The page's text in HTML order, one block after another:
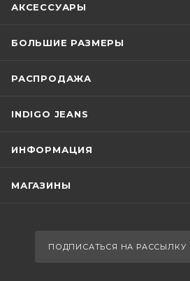
АКСЕССУАРЫ
БОЛЬШИЕ РАЗМЕРЫ
РАСПРОДАЖА
INDIGO JEANS
ИНФОРМАЦИЯ
МАГАЗИНЫ
ПОДПИСАТЬСЯ НА РАССЫЛКУ